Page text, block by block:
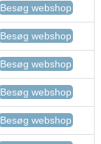
Besøg webshop
Besøg webshop
Besøg webshop
Besøg webshop
Besøg webshop